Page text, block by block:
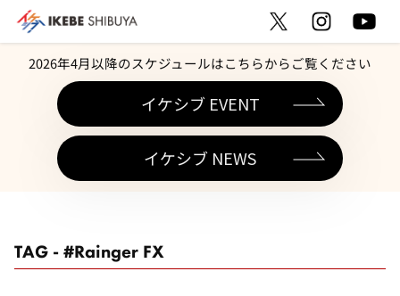
2026年4月以降のスケジュールはこちらからご覧ください
イケシブ EVENT
イケシブ NEWS
TAG - #Rainger FX